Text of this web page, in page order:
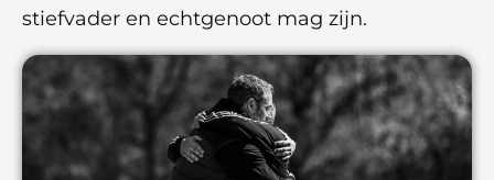
stiefvader en echtgenoot mag zijn.